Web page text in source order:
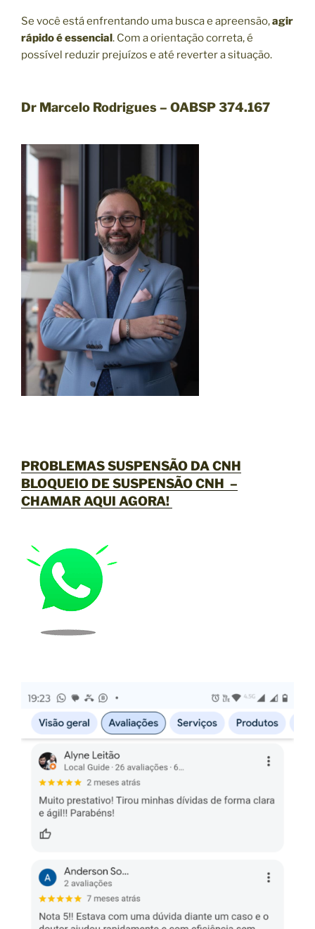
Se você está enfrentando uma busca e apreensão,agir
rápido é essencial. Com a orientação correta, é
possível reduzir prejuízos e até reverter a situação.
Dr Marcelo Rodrigues – OABSP 374.167
PROBLEMAS SUSPENSÃO DA CNH
BLOQUEIO DE SUSPENSÃO CNH –
CHAMAR AQUI AGORA!